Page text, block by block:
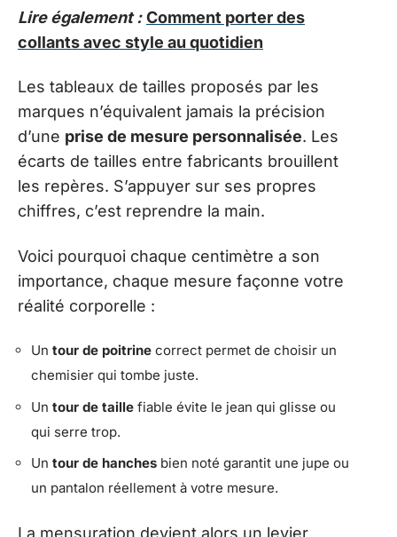
Lire également : Comment porter des
collants avec style au quotidien
Les tableaux de tailles proposés par les
marques n’équivalent jamais la précision
d’une prise de mesure personnalisée. Les
écarts de tailles entre fabricants brouillent
les repères. S’appuyer sur ses propres
chiffres, c’est reprendre la main.
Voici pourquoi chaque centimètre a son
importance, chaque mesure façonne votre
réalité corporelle :
Un tour de poitrine correct permet de choisir un
chemisier qui tombe juste.
Un tour de taille fiable évite le jean qui glisse ou
qui serre trop.
Un tour de hanches bien noté garantit une jupe ou
un pantalon réellement à votre mesure.
La mensuration devient alors un levier